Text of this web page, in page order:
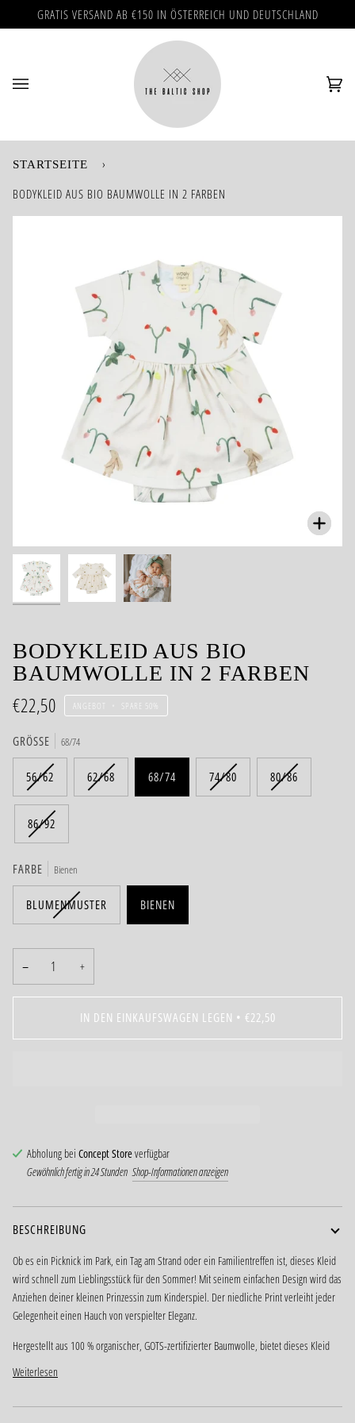
zum
GRATIS VERSAND AB €150 IN ÖSTERREICH UND DEUTSCHLAND
(0)
STARTSEITE
›
BODYKLEID AUS BIO BAUMWOLLE IN 2 FARBEN
BODYKLEID AUS BIO
BAUMWOLLE IN 2 FARBEN
€22,50
ANGEBOT SPARE 50%
GRÖSSE 68/74
56/62 62/68 68/74 74/80 80/86
86/92
FARBE Bienen
BLUMENMUSTER BIENEN
− +
IN DEN EINKAUFSWAGEN LEGEN • €22,50
Abholung bei Concept Storeverfügbar
Gewöhnlich fertig in 24 Stunden Shop-Informationen anzeigen
BESCHREIBUNG
Ob es ein Picknick im Park, ein Tag am Strand oder ein Familientreffen ist, dieses Kleid
wird schnell zum Lieblingsstück für den Sommer! Mit seinem einfachen Design wird das
Anziehen deiner kleinen Prinzessin zum Kinderspiel. Der niedliche Print verleiht jeder
Gelegenheit einen Hauch von verspielter Eleganz.
Hergestellt aus 100 % organischer, GOTS-zertifizierter Baumwolle, bietet dieses Kleid
Weiterlesen